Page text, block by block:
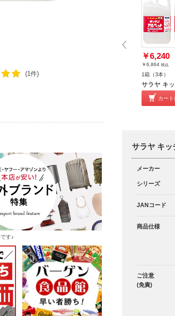
(1件)
す♪
￥6,240
￥6,864 税込
1箱（3本）
カー
サラヤ キッ
メーカー
シリーズ
JANコード
商品仕様
ご注意
(免責)